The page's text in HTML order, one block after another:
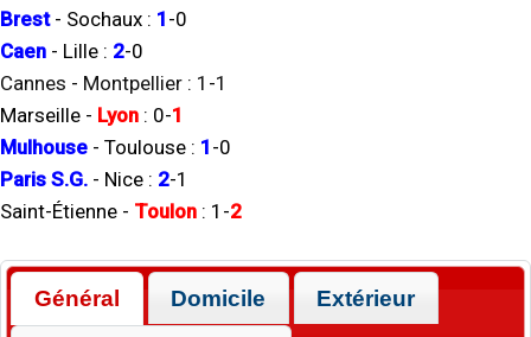
Brest- Sochaux : 1 -0
Caen - Lille : 2-0
Cannes - Montpellier : 1 -1
Marseille - Lyon : 0-1
Mulhouse - Toulouse : 1 -0
Paris S.G. - Nice : 2-1
Saint-Étienne - Toulon : 1 -2
Général Domicile Extérieur